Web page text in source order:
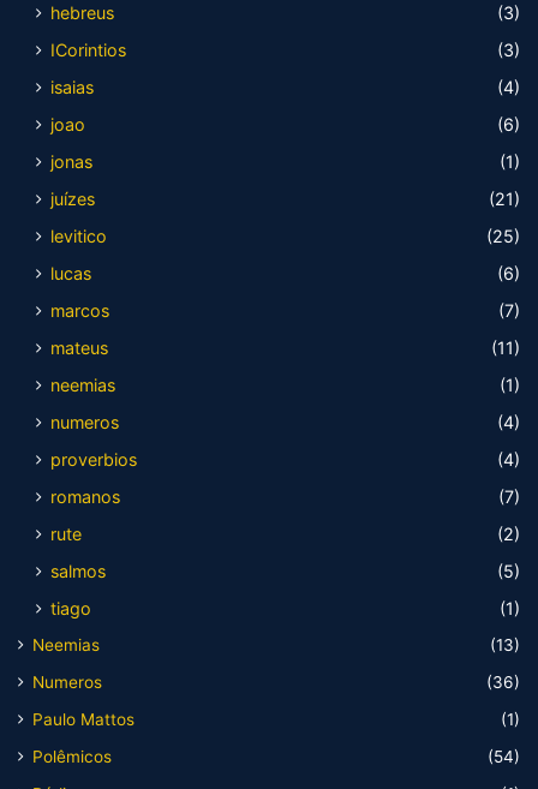
hebreus
(3)
ICorintios
(3)
isaias
(4)
joao
(6)
jonas
(1)
juízes
(21)
levitico
(25)
lucas
(6)
marcos
(7)
mateus
(11)
neemias
(1)
numeros
(4)
proverbios
(4)
romanos
(7)
rute
(2)
salmos
(5)
tiago
(1)
Neemias
(13)
Numeros
(36)
Paulo Mattos
(1)
Polêmicos
(54)